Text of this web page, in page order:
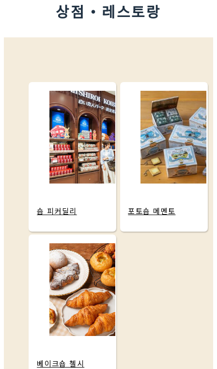
상점・레스토랑
숍 피커딜리 포토숍 메멘토
베이크숍 첼시